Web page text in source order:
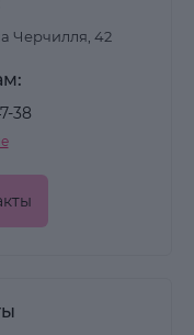
Черчилля, 42
38